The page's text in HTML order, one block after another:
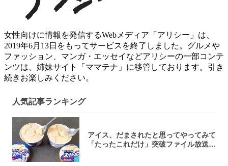
女性向けに情報を発信するWebメディア「アリシー」は、
2019年6月13日をもってサービスを終了しました。グルメや
ファッション、マンガ・エッセイなどアリシーの一部コンテ
ンツは、姉妹サイト「ママテナ」に移管しております。引き
続きお楽しみください。
人気記事ランキング
アイス、だまされたと思ってやってみて
「たったこれだけ」突破ファイル放送で